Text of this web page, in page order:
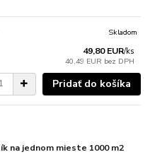
49,80 EUR/ks
40,49 EUR bez DPH
Skladom
Pridať do košíka
na jednom mieste 1000 m2